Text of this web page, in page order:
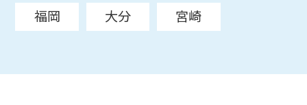
福岡 大分 宮崎